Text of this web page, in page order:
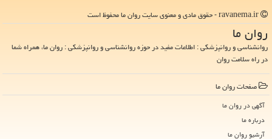
روان ما
روانشناسی و روانپزشکی : اطلاعات مفید در حوزه روانشناسی و روانپزشکی : روان ما، همراه شما
در راه سلامت روان
صفحات روان ما
آگهی در روان ما
درباره ما
آرشیو روان ما